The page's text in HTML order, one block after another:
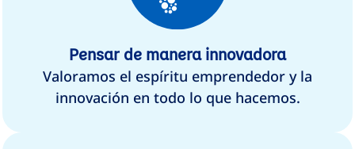
Pensar de manera innovadora
Valoramos el espíritu emprendedor y la
innovación en todo lo que hacemos.